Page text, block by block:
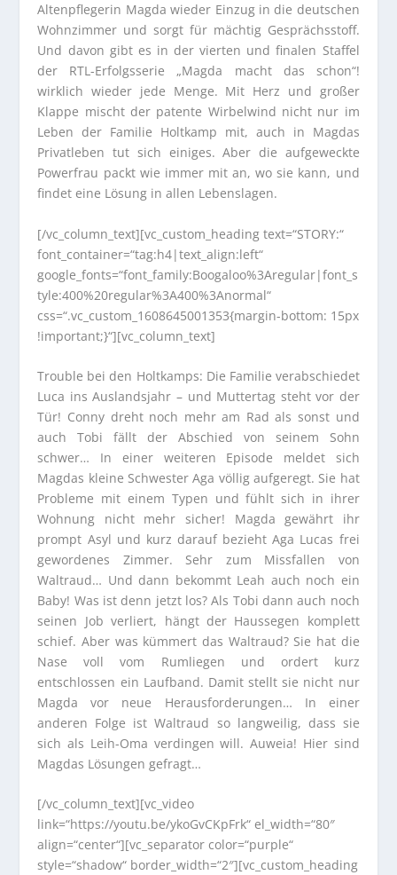
Altenpflegerin Magda wieder Einzug in die deutschen
Wohnzimmer und sorgt für mächtig Gesprächsstoff.
Und davon gibt es in der vierten und finalen Staffel
der RTL-Erfolgsserie „Magda macht das schon“!
wirklich wieder jede Menge. Mit Herz und großer
Klappe mischt der patente Wirbelwind nicht nur im
Leben der Familie Holtkamp mit, auch in Magdas
Privatleben tut sich einiges. Aber die aufgeweckte
Powerfrau packt wie immer mit an, wo sie kann, und
findet eine Lösung in allen Lebenslagen.
[/vc_column_text][vc_custom_heading text=“STORY:“
font_container=“tag:h4|text_align:left“
google_fonts=“font_family:Boogaloo%3Aregular|font_s
tyle:400%20regular%3A400%3Anormal“
css=“.vc_custom_1608645001353{margin-bottom: 15px
!important;}“][vc_column_text]
Trouble bei den Holtkamps: Die Familie verabschiedet
Luca ins Auslandsjahr – und Muttertag steht vor der
Tür! Conny dreht noch mehr am Rad als sonst und
auch Tobi fällt der Abschied von seinem Sohn
schwer… In einer weiteren Episode meldet sich
Magdas kleine Schwester Aga völlig aufgeregt. Sie hat
Probleme mit einem Typen und fühlt sich in ihrer
Wohnung nicht mehr sicher! Magda gewährt ihr
prompt Asyl und kurz darauf bezieht Aga Lucas frei
gewordenes Zimmer. Sehr zum Missfallen von
Waltraud… Und dann bekommt Leah auch noch ein
Baby! Was ist denn jetzt los? Als Tobi dann auch noch
seinen Job verliert, hängt der Haussegen komplett
schief. Aber was kümmert das Waltraud? Sie hat die
Nase voll vom Rumliegen und ordert kurz
entschlossen ein Laufband. Damit stellt sie nicht nur
Magda vor neue Herausforderungen… In einer
anderen Folge ist Waltraud so langweilig, dass sie
sich als Leih-Oma verdingen will. Auweia! Hier sind
Magdas Lösungen gefragt…
[/vc_column_text][vc_video
link=“https://youtu.be/ykoGvCKpFrk“ el_width=“80″
align=“center“][vc_separator color=“purple“
style=“shadow“ border_width=“2″][vc_custom_heading